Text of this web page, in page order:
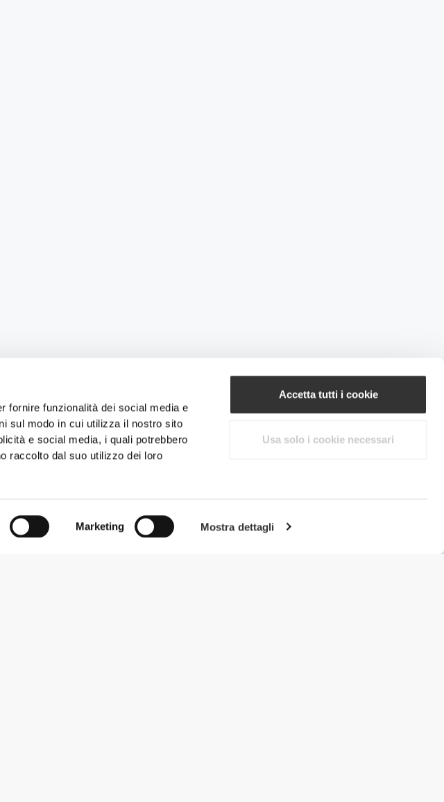
fornire funzionalità dei social media e
sul modo in cui utilizza il nostro sito
e social media, i quali potrebbero
raccolto dal suo utilizzo dei loro
Marketing Mostra dettagli
Accetta tutti i cookie
Usa solo i cookie necessari